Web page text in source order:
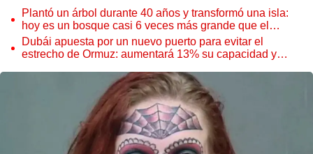
Plantó un árbol durante 40 años y transformó una isla:
hoy es un bosque casi 6 veces más grande que el
Parque de las Leyendas
Dubái apuesta por un nuevo puerto para evitar el
estrecho de Ormuz: aumentará 13% su capacidad y